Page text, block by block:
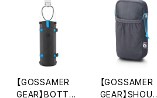
【GOSSAMER
GEAR】BOTTL
【GOSSAMER
GEAR】SHOUL